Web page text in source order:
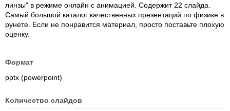
линзы" в режиме онлайн с анимацией. Содержит 22 слайда.
Самый большой каталог качественных презентаций по физике в
рунете. Если не понравится материал, просто поставьте плохую
оценку.
Формат
pptx (powerpoint)
Количество слайдов